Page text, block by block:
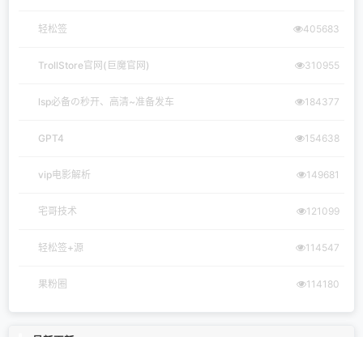
轻松签 405683
TrollStore官网(巨魔官网) 310955
lsp必备の秒开、高清~准备发车 184377
GPT4 154638
vip电影解析 149681
宅哥技术 121099
轻松签+源 114547
果粉圈 114180